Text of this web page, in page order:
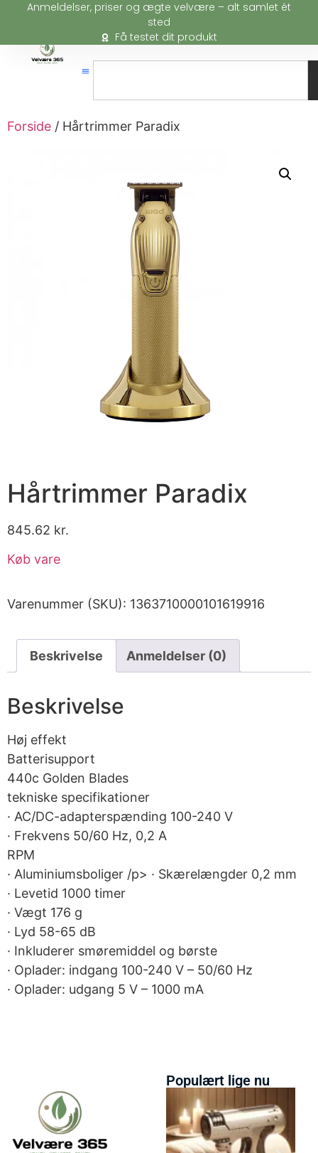
Anmeldelser, priser og ægte velvære – alt samlet ét
sted
Få testet dit produkt
Forside / Hårtrimmer Paradix
Hårtrimmer Paradix
845.62 kr.
Køb vare
Varenummer (SKU): 1363710000101619916
Beskrivelse Anmeldelser (0)
Beskrivelse
Høj effekt
Batterisupport
440c Golden Blades
tekniske specifikationer
· AC/DC-adapterspænding 100-240 V
· Frekvens 50/60 Hz, 0,2 A
RPM
· Aluminiumsboliger /p> · Skærelængder 0,2 mm
· Levetid 1000 timer
· Vægt 176 g
· Lyd 58-65 dB
· Inkluderer smøremiddel og børste
· Oplader: indgang 100-240 V – 50/60 Hz
· Oplader: udgang 5 V – 1000 mA
Populært lige nu